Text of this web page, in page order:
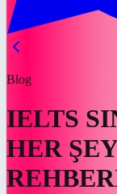
Blog
IELTS
HER